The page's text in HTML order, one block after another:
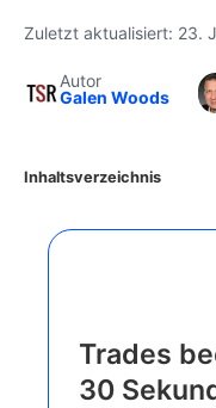
Zuletzt aktualisiert: 23.
Autor
Galen Woods
Inhaltsverzeichnis
Trades
30